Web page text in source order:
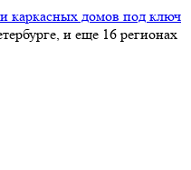
и еще 16 регионах